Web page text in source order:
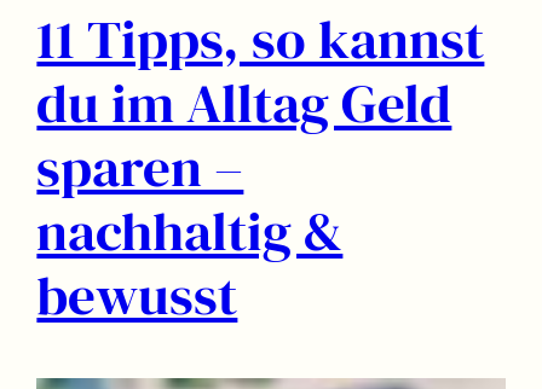
11 Tipps, so kannst
du im Alltag Geld
sparen –
nachhaltig &
bewusst